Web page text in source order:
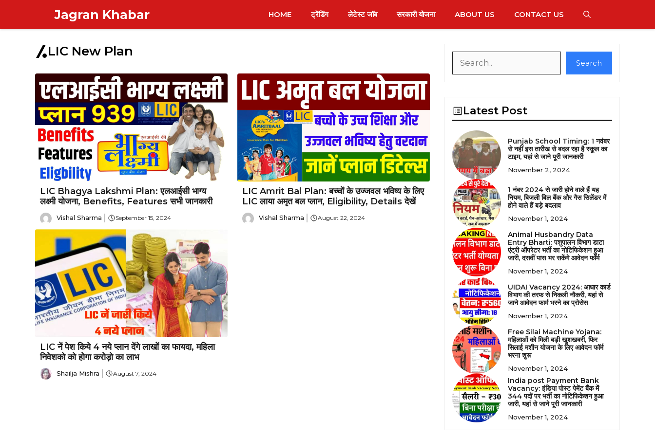
content
Jagran Khabar HOME ट्रेंडिंग लेटेस्ट जॉब सरकारी योजना ABOUT US CONTACT US
LIC New Plan
LIC Bhagya Lakshmi Plan: एलआईसी भाग्य
लक्ष्मी योजना, Benefits, Features सभी जानकारी
Vishal Sharma September 15, 2024
LIC Amrit Bal Plan: बच्चों के उज्जवल भविष्य के लिए
LIC लाया अमृत बल प्लान, Eligibility, Details देखें
Vishal Sharma August 22, 2024
LIC नें पेश किये 4 नये प्लान देंगे लाखों का फायदा, महिला
निवेशको को होगा करोड़ो का लाभ
Shailja Mishra August 7, 2024
Search
Latest Post
Punjab School Timing: 1 नवंबर
से नहीं इस तारीख से बदल रहा है स्कूल का
टाइम, यहां से जाने पूरी जानकारी
November 2, 2024
1 नंबर 2024 से जारी होने वाले हैं यह
नियम, बिजली बिल बैंक और गैस सिलेंडर में
होने वाले हैं बड़े बदलाव
November 1, 2024
Animal Husbandry Data
Entry Bharti: पशुपालन विभाग डाटा
एंट्री ऑपरेटर भर्ती का नोटिफिकेशन हुआ
जारी, दसवीं पास भर सकेंगे आवेदन फॉर्म
November 1, 2024
UIDAI Vacancy 2024: आधार कार्ड
विभाग की तरफ से निकली नौकरी, यहां से
जाने आवेदन फार्म भरने का प्रोसेस
November 1, 2024
Free Silai Machine Yojana:
महिलाओं को मिली बड़ी खुशखबरी, फिर
सिलाई मशीन योजना के लिए आवेदन फॉर्म
भरना शुरू
November 1, 2024
India post Payment Bank
Vacancy: इंडिया पोस्ट पेमेंट बैंक में
344 पदों पर भर्ती का नोटिफिकेशन हुआ
जारी, यहां से जाने पूरी जानकारी
November 1, 2024